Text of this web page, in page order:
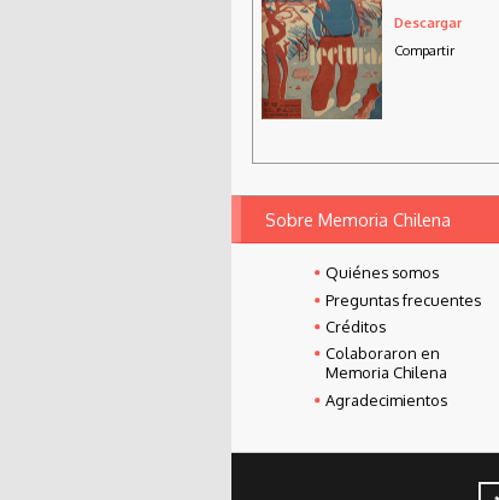
Descargar
Compartir
Sobre Memoria Chilena
Quiénes somos
Preguntas frecuentes
Créditos
Colaboraron en
Memoria Chilena
Agradecimientos